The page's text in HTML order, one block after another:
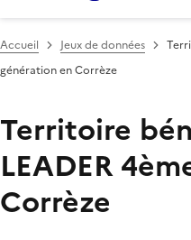
Accueil Jeux de données
génération en Corrèze
Territoire
LEADER
Corrèze